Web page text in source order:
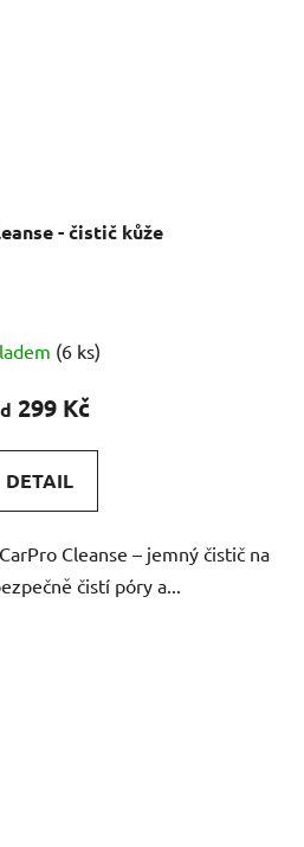
- čistič kůže
hodnocení
produktu
je
5,0
z
hvězdiček.
(6 ks)
299 Kč
DETAIL
Cleanse – jemný čistič na
čistí póry a...